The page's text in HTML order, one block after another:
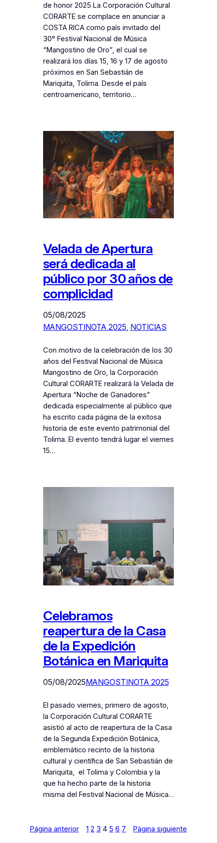
de honor 2025 La Corporación Cultural
CORARTE se complace en anunciar a
COSTA RICA como país invitado del
30° Festival Nacional de Música
“Mangostino de Oro”, el cual se
realizará los días 15, 16 y 17 de agosto
próximos en San Sebastián de
Mariquita, Tolima. Desde el país
centroamericano, territorio…
Velada de Apertura
será dedicada al
público por 30 años de
complicidad
05/08/2025
MANGOSTINOTA 2025, NOTICIAS
Con motivo de la celebración de los 30
años del Festival Nacional de Música
Mangostino de Oro, la Corporación
Cultural CORARTE realizará la Velada de
Apertura “Noche de Ganadores”
dedicada especialmente al público que
ha escrito cada página de la exitosa
historia de este evento patrimonial del
Tolima. El evento tendrá lugar el viernes
15…
Celebramos
reapertura de la Casa
de la Expedición
Botánica en Mariquita
05/08/2025MANGOSTINOTA 2025
El pasado viernes, primero de agosto,
la Corporación Cultural CORARTE
asistió al acto de reapertura de la Casa
de la Segunda Expedición Botánica,
emblemático recinto de la historia
cultural y científica de San Sebastián de
Mariquita, el Tolima y Colombia y la
que ha hecho parte de la historia
misma del Festival Nacional de Música…
Página anterior 1 2 3 4 5 6 7 Página siguiente